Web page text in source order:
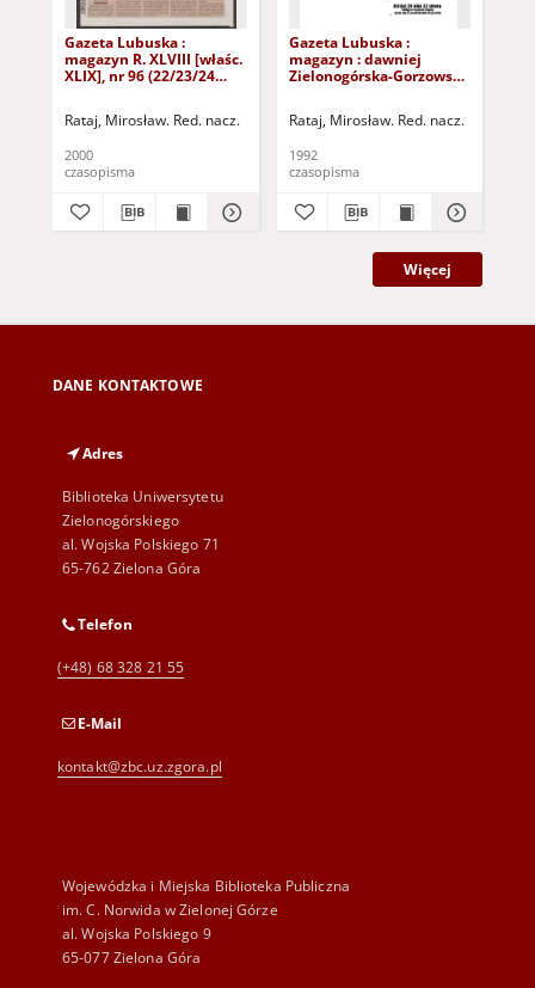
Gazeta Lubuska :
magazyn R. XLVIII [właśc.
XLIX], nr 96 (22/23/24
Rataj, Mirosław. Red. nacz.
2000
czasopisma
Gazeta Lubuska :
magazyn : dawniej
Zielonogórska-Gorzowska
1992). - Wyd. 1
Rataj, Mirosław. Red. nacz.
1992
czasopisma
Więcej
DANE KONTAKTOWE
Adres
Biblioteka Uniwersytetu
Zielonogórskiego
al. Wojska Polskiego 71
65-762 Zielona Góra
Telefon
(+48) 68 328 21 55
E-Mail
kontakt@zbc.uz.zgora.pl
Wojewódzka i Miejska Biblioteka Publiczna
im. C. Norwida w Zielonej Górze
al. Wojska Polskiego 9
65-077 Zielona Góra